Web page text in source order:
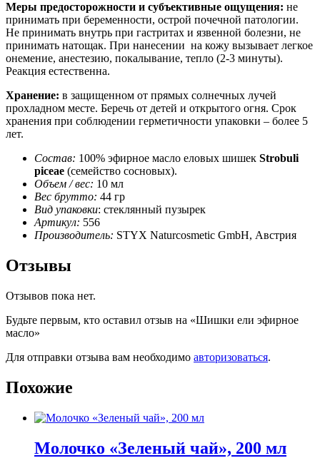
Меры предосторожности и субъективные ощущения: не
принимать при беременности, острой почечной патологии.
Не принимать внутрь при гастритах и язвенной болезни, не
принимать натощак. При нанесении на кожу вызывает легкое
онемение, анестезию, покалывание, тепло (2-3 минуты).
Реакция естественна.
Хранение: в защищенном от прямых солнечных лучей
прохладном месте. Беречь от детей и открытого огня. Срок
хранения при соблюдении герметичности упаковки – более 5
лет.
Состав: 100% эфирное масло еловых шишек Strobuli
piceae (семейство сосновых).
Объем / вес: 10 мл
Вес брутто: 44 гр
Вид упаковки: стеклянный пузырек
Артикул: 556
Производитель: STYX Naturcosmetic GmbH, Австрия
Отзывы
Отзывов пока нет.
Будьте первым, кто оставил отзыв на «Шишки ели эфирное
масло»
Для отправки отзыва вам необходимо авторизоваться.
Похожие
Молочко «Зеленый чай», 200 мл